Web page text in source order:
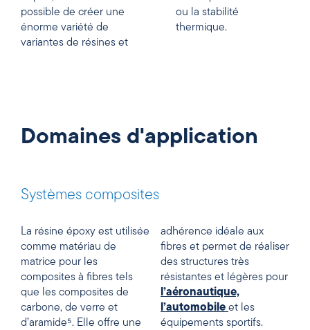
possible de créer une
énorme variété de
variantes de résines et
ou la stabilité
thermique.
Domaines d'application
Systèmes composites
La résine époxy est utilisée
comme matériau de
matrice pour les
composites à fibres tels
que les composites de
carbone, de verre et
d’aramide⁵. Elle offre une
adhérence idéale aux
fibres et permet de réaliser
des structures très
résistantes et légères pour
l’aéronautique,
l’automobile et les
équipements sportifs.